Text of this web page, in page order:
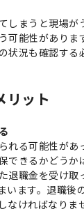
しまうと現場が
可能性がありま
状況も確認する
リット
れる可能性があ
できるかどうか
退職金を受け取
ます。 退職後
なければなりま